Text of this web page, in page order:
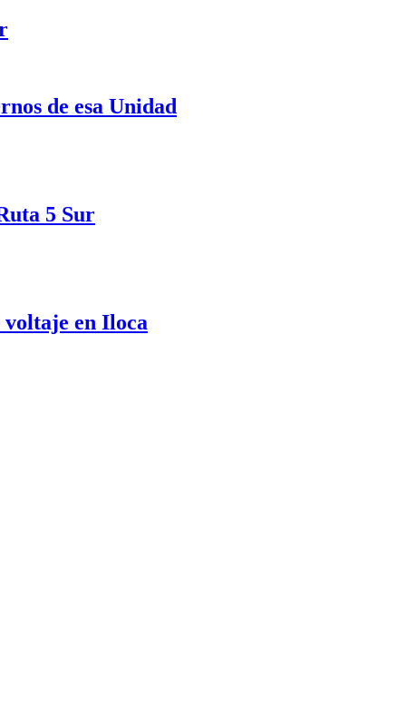
de esa Unidad
5 Sur
voltaje en Iloca